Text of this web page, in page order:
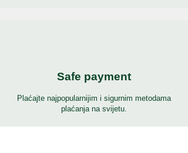
Safe payment
Plaćajte najpopularnijim i sigurnim metodama
plaćanja na svijetu.